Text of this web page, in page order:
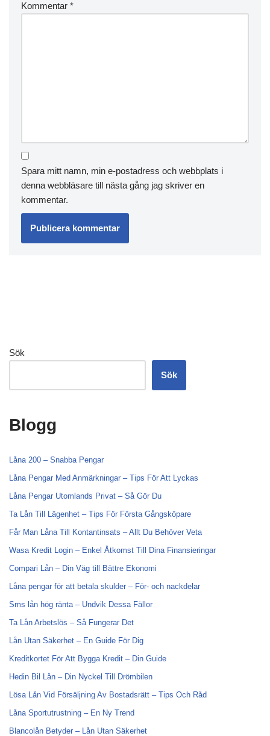
Kommentar *
Spara mitt namn, min e-postadress och webbplats i
denna webbläsare till nästa gång jag skriver en
kommentar.
Sök
Sök
Blogg
Låna 200 – Snabba Pengar
Låna Pengar Med Anmärkningar – Tips För Att Lyckas
Låna Pengar Utomlands Privat – Så Gör Du
Ta Lån Till Lägenhet – Tips För Första Gångsköpare
Får Man Låna Till Kontantinsats – Allt Du Behöver Veta
Wasa Kredit Login – Enkel Åtkomst Till Dina Finansieringar
Compari Lån – Din Väg till Bättre Ekonomi
Låna pengar för att betala skulder – För- och nackdelar
Sms lån hög ränta – Undvik Dessa Fällor
Ta Lån Arbetslös – Så Fungerar Det
Lån Utan Säkerhet – En Guide För Dig
Kreditkortet För Att Bygga Kredit – Din Guide
Hedin Bil Lån – Din Nyckel Till Drömbilen
Lösa Lån Vid Försäljning Av Bostadsrätt – Tips Och Råd
Låna Sportutrustning – En Ny Trend
Blancolån Betyder – Lån Utan Säkerhet